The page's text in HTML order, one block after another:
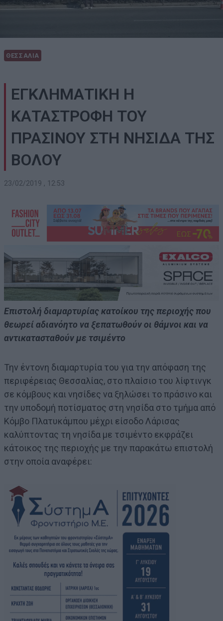
ΘΕΣΣΑΛΙΑ
ΕΓΚΛΗΜΑΤΙΚΗ Η
ΚΑΤΑΣΤΡΟΦΗ ΤΟΥ
ΠΡΑΣΙΝΟΥ ΣΤΗ ΝΗΣΙΔΑ ΤΗΣ
ΒΟΛΟΥ
23/02/2019 , 12:53
Επιστολή διαμαρτυρίας κατοίκου της περιοχής που
θεωρεί αδιανόητο να ξεπατωθούν οι θάμνοι και να
αντικατασταθούν με τσιμέντο
Την έντονη διαμαρτυρία του για την απόφαση της
περιφέρειας Θεσσαλίας, στο πλαίσιο του λίφτινγκ
σε κόμβους και νησίδες να ξηλώσει το πράσινο και
την υποδομή ποτίσματος στη νησίδα στο τμήμα από
Κόμβο Πλατυκάμπου μέχρι είσοδο Λάρισας
καλύπτοντας τη νησίδα με τσιμέντο εκφράζει
κάτοικος της περιοχής με την παρακάτω επιστολή
στην οποία αναφέρει: